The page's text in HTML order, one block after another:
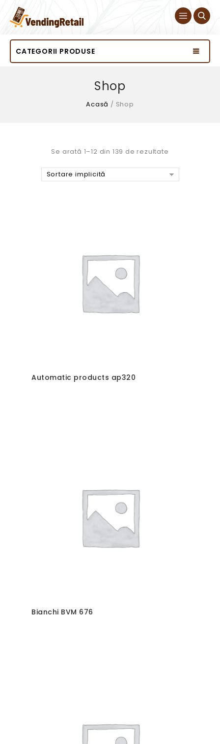
CATEGORII PRODUSE
Shop
Acasă / Shop
Se arată 1–12 din 139 de rezultate
Sortare implicită
Automatic products ap320
Bianchi BVM 676